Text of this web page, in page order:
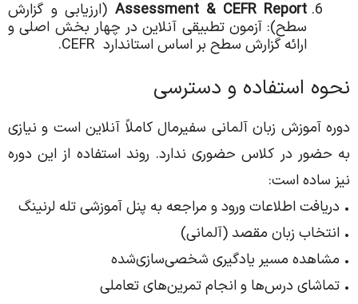
Assessment & CEFR Report (ارزیابی و گزارش
سطح): آزمون تطبیقی آنلاین در چهار بخش اصلی و
ارائه گزارش سطح بر اساس استاندارد CEFR.
نحوه استفاده و دسترسی
دوره آموزش زبان آلمانی سفیرمال کاملاً آنلاین است و نیازی
به حضور در کلاس حضوری ندارد. روند استفاده از این دوره
نیز ساده است:
• دریافت اطلاعات ورود و مراجعه به پنل آموزشی تله لرنینگ
• انتخاب زبان مقصد (آلمانی)
• مشاهده مسیر یادگیری شخصی‌سازی‌شده
• تماشای درس‌ها و انجام تمرین‌های تعاملی